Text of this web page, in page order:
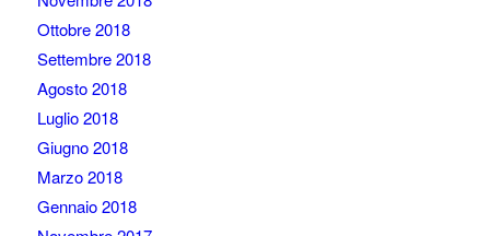
Ottobre 2018
Settembre 2018
Agosto 2018
Luglio 2018
Giugno 2018
Marzo 2018
Gennaio 2018